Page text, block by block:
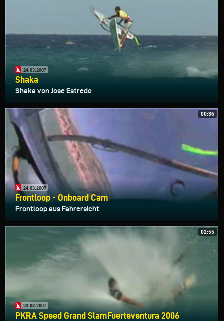
24.03.2007
Shaka
Shaka von Jose Estredo
00:36
24.03.2007
Frontloop - Onboard Cam
Frontloop aus Fahrersicht
02:55
23.03.2007
PKRA Speed Grand SlamFuerteventura 2006